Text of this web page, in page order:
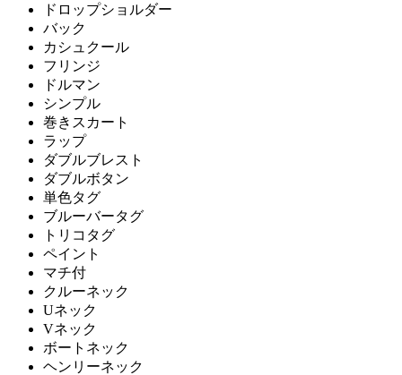
ドロップショルダー
バック
カシュクール
フリンジ
ドルマン
シンプル
巻きスカート
ラップ
ダブルブレスト
ダブルボタン
単色タグ
ブルーバータグ
トリコタグ
ペイント
マチ付
クルーネック
Uネック
Vネック
ボートネック
ヘンリーネック